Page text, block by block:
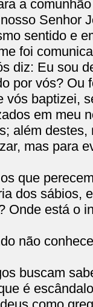
a
Senhor
sentido e
foi
diz: Eu sou
por vós?
baptizei,
em meu
além destes,
mas para
que
dos sábios,
Onde está o
não
buscam
é